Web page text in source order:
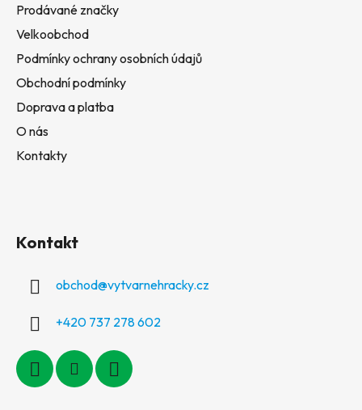
Prodávané značky
Velkoobchod
Podmínky ochrany osobních údajů
Obchodní podmínky
Doprava a platba
O nás
Kontakty
Kontakt
obchod@vytvarnehracky.cz
+420 737 278 602